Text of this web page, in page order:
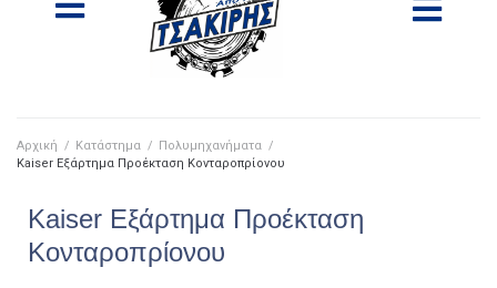
Αρχική / Κατάστημα / Πολυμηχανήματα /
Kaiser Εξάρτημα Προέκταση Κονταροπρίονου
Kaiser Εξάρτημα Προέκταση
Κονταροπρίονου